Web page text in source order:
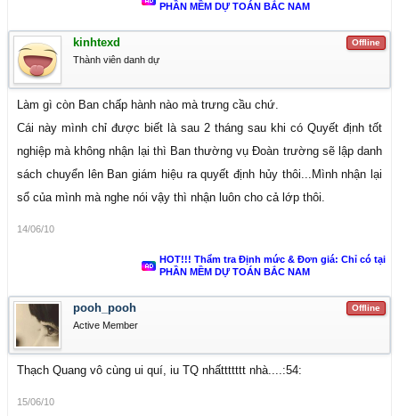
PHẦN MỀM DỰ TOÁN BẮC NAM
Offline
kinhtexd
Thành viên danh dự
Làm gì còn Ban chấp hành nào mà trưng cầu chứ.
Cái này mình chỉ được biết là sau 2 tháng sau khi có Quyết định tốt
nghiệp mà không nhận lại thì Ban thường vụ Đoàn trường sẽ lập danh
sách chuyển lên Ban giám hiệu ra quyết định hủy thôi...Mình nhận lại
sổ của mình mà nghe nói vậy thì nhận luôn cho cả lớp thôi.
14/06/10
HOT!!! Thẩm tra Định mức & Đơn giá: Chỉ có tại
PHẦN MỀM DỰ TOÁN BẮC NAM
Offline
pooh_pooh
Active Member
Thạch Quang vô cùng ui quí, iu TQ nhấttttttt nhà....:54:
15/06/10